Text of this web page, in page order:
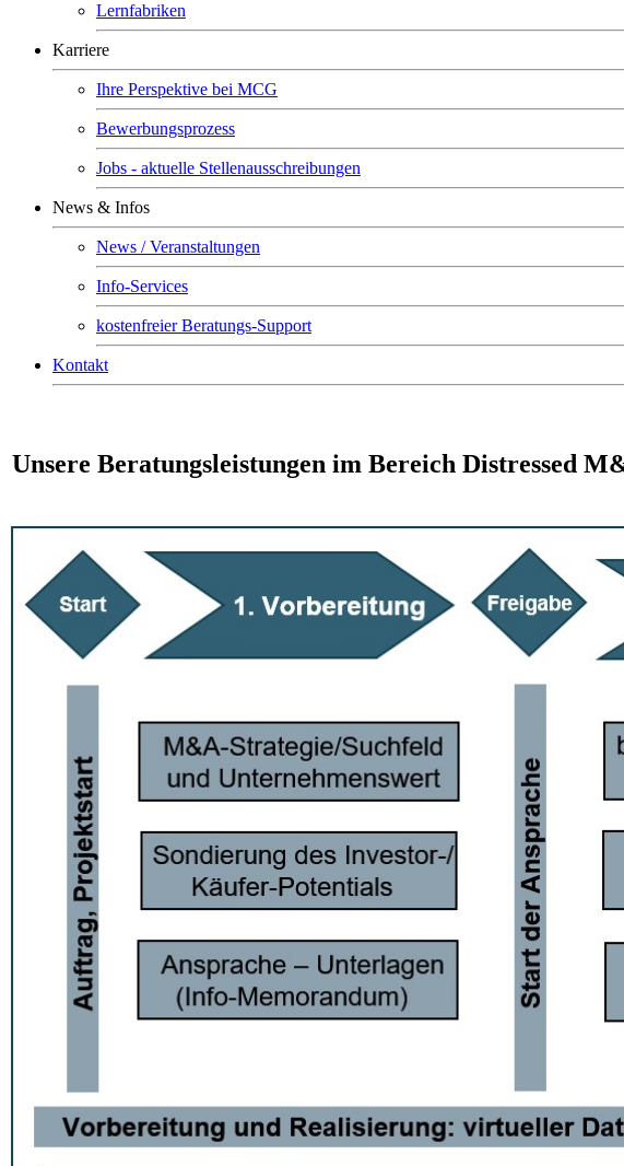
Lernfabriken
Karriere
Ihre Perspektive bei MCG
Bewerbungsprozess
Jobs - aktuelle Stellenausschreibungen
News & Infos
News / Veranstaltungen
Info-Services
kostenfreier Beratungs-Support
Kontakt
Unsere Beratungsleistungen im Bereich Distressed